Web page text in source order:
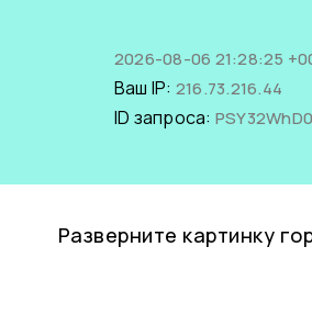
2026-08-06 21:28:25
Ваш IP: 216.73.216.44
ID запроса:
Разверните картинку